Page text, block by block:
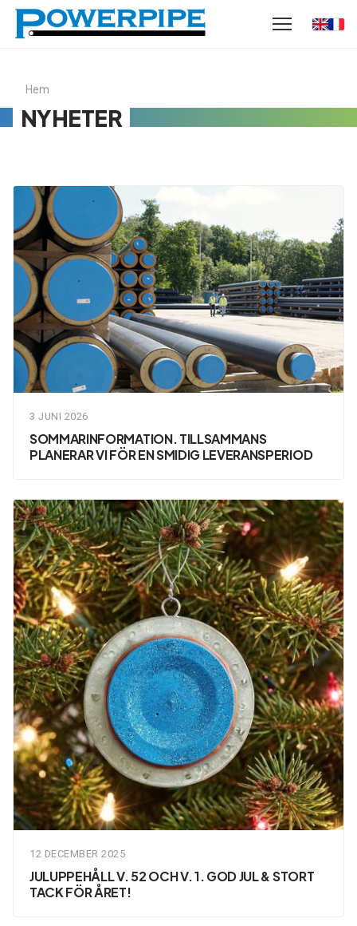
Hem
NYHETER
3 JUNI 2026
SOMMARINFORMATION. TILLSAMMANS
PLANERAR VI FÖR EN SMIDIG LEVERANSPERIOD
12 DECEMBER 2025
JULUPPEHÅLL V. 52 OCH V. 1. GOD JUL & STORT
TACK FÖR ÅRET!